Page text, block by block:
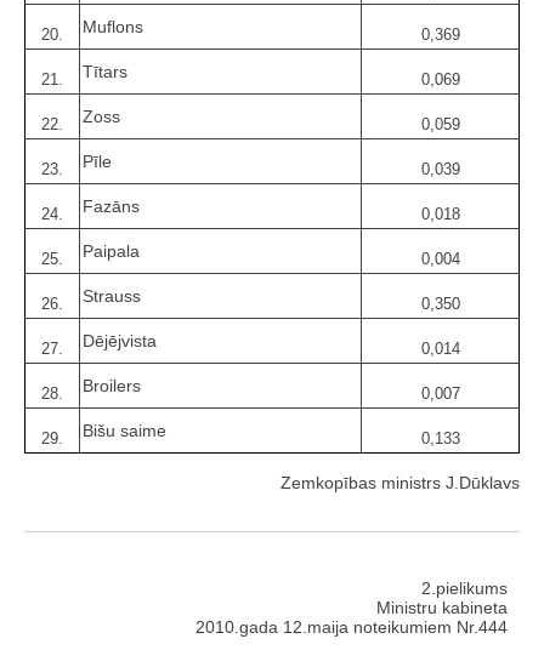
20. Muflons 0,369
21. Tītars 0,069
22. Zoss 0,059
23. Pīle 0,039
24. Fazāns 0,018
25. Paipala 0,004
26. Strauss 0,350
27. Dējējvista 0,014
28. Broilers 0,007
29. Bišu saime 0,133
Zemkopības ministrs J.Dūklavs
2.pielikums
Ministru kabineta
2010.gada 12.maija noteikumiem Nr.444